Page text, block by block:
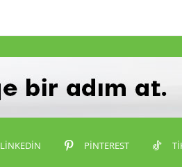
LINKEDIN PINTEREST